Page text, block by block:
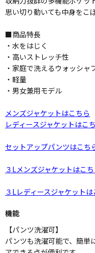
思い切り動いても中身をこ
■商品特長
・水をはじく
・高いストレッチ性
・家庭で洗えるウォッシャ
・軽量
・男女兼用モデル
メンズジャケットはこちら
レディースジャケットはこ
セットアップパンツはこち
３Lメンズジャケットはこち
３Lレディースジャケットは
機能
【パンツ洗濯可】
パンツも洗濯可能で、簡単